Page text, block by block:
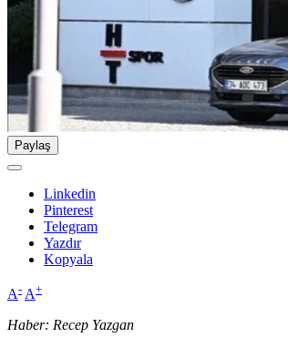
Paylaş
Linkedin
Pinterest
Telegram
Yazdır
Kopyala
A- A+
Haber: Recep Yazgan